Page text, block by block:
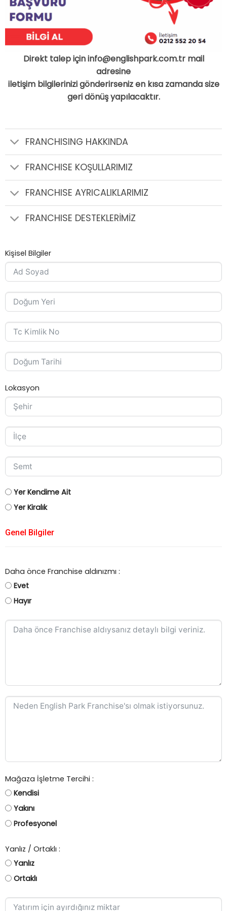
Direkt talep için info@englishpark.com.tr mail
adresine
iletişim bilgilerinizi gönderirseniz en kısa zamanda size
geri dönüş yapılacaktır.
FRANCHISING HAKKINDA
FRANCHISE KOŞULLARIMIZ
FRANCHISE AYRICALIKLARIMIZ
FRANCHISE DESTEKLERİMİZ
Kişisel Bilgiler
Lokasyon
Yer Kendime Ait
Yer Kiralık
Genel Bilgiler
Daha önce Franchise aldınızmı :
Evet
Hayır
Mağaza İşletme Tercihi :
Kendisi
Yakını
Profesyonel
Yanlız / Ortaklı :
Yanlız
Ortaklı